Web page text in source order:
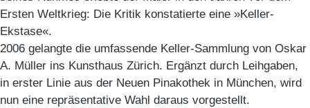
Ersten Weltkrieg: Die Kritik konstatierte eine »Keller-
Ekstase«.
2006 gelangte die umfassende Keller-Sammlung von Oskar
A. Müller ins Kunsthaus Zürich. Ergänzt durch Leihgaben,
in erster Linie aus der Neuen Pinakothek in München, wird
nun eine repräsentative Wahl daraus vorgestellt.